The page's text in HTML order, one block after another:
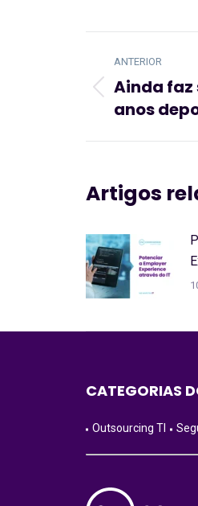
de
post:
ANTERIOR
Artigo
anterior:
Ainda
anos
Artigos
CATEGORIAS
Outsourcing TI